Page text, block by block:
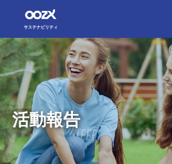
サステナビリティ
フジオーゼックスのマテリアリティ
People（人間）
Prosperity（繁栄）
Planet（地球）
活動報告
フジオーゼックスのマテリアリティ
People（人間）
Prosperity（繁栄）
Planet（地球）